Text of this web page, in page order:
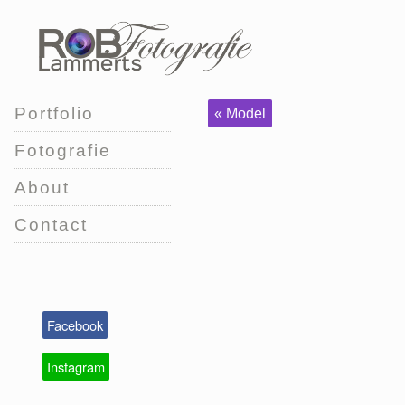
« Model
Portfolio
Fotografie
About
Contact
Facebook
Instagram